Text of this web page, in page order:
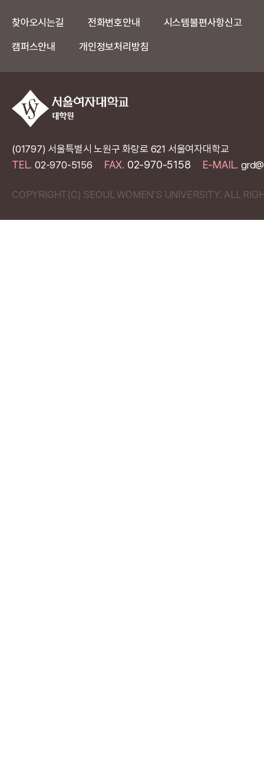
(01797) 서울특별시 노원구 화랑로 621 서울여자대학교
TEL. 02-970-5156 FAX. 02-970-5158 E-MAIL.
COPYRIGHT(C) SEOUL WOMEN’S UNIVERSITY. ALL
찾아오시는길 전화번호안내 시스템불편사항신고
캠퍼스안내 개인정보처리방침